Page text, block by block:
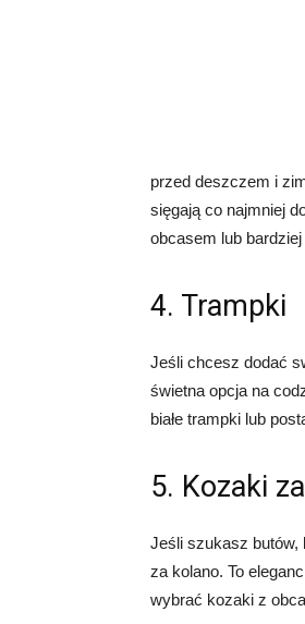
przed deszczem i
sięgają co najmniej
obcasem lub
4. Trampki
Jeśli chcesz dodać
świetna opcja na
białe trampki lub
5. Kozaki
Jeśli szukasz butów,
za kolano. To
wybrać kozaki z